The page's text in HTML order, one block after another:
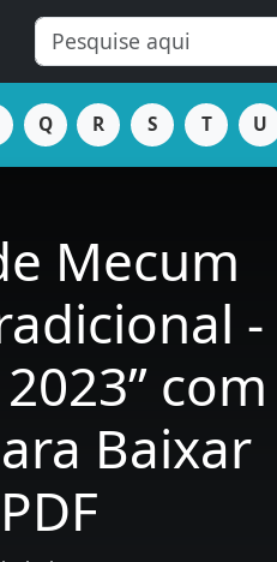
Q R S T U
Mecum
-
com
Baixar